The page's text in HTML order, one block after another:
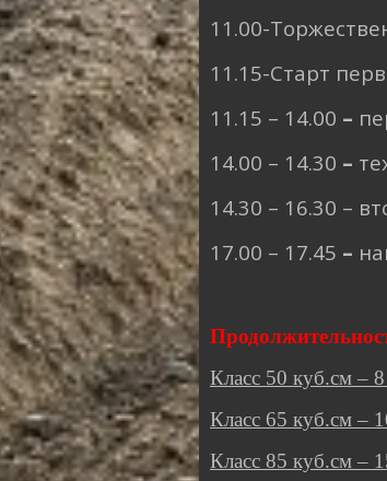
11.00-
11.15-Старт
11.15 – 14.00 –
14.00 – 14.30 –
14.30 – 16.30 –
17.00 – 17.45 –
Класс 50 куб.см –
Класс 65 куб.см –
Класс 85 куб.см –